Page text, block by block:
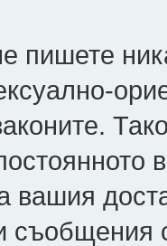
пишете
вашия
съобщения